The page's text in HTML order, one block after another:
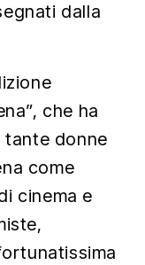
dalla
che ha
donne
come
cinema e